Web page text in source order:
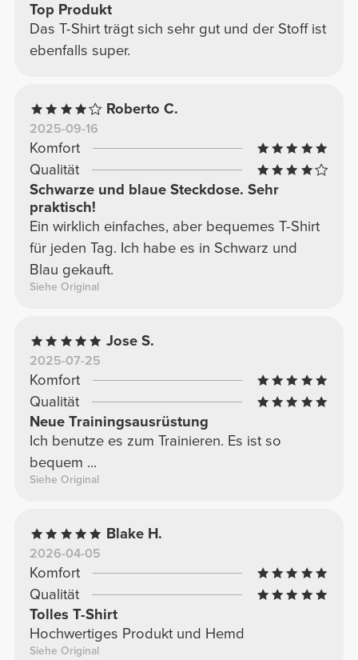
Top Produkt
Das T-Shirt trägt sich sehr gut und der Stoff ist
ebenfalls super.
Roberto C.
2025-09-16
Komfort
Qualität
Schwarze und blaue Steckdose. Sehr
praktisch!
Ein wirklich einfaches, aber bequemes T-Shirt
für jeden Tag. Ich habe es in Schwarz und
Blau gekauft.
Siehe Original
Jose S.
2025-07-25
Komfort
Qualität
Neue Trainingsausrüstung
Ich benutze es zum Trainieren. Es ist so
bequem ...
Siehe Original
Blake H.
2026-04-05
Komfort
Qualität
Tolles T-Shirt
Hochwertiges Produkt und Hemd
Siehe Original